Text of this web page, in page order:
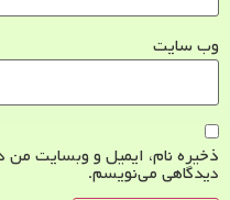
وب‌ سایت
ذخیره نام، ایمیل و وبسایت من
دیدگاهی می‌نویسم.